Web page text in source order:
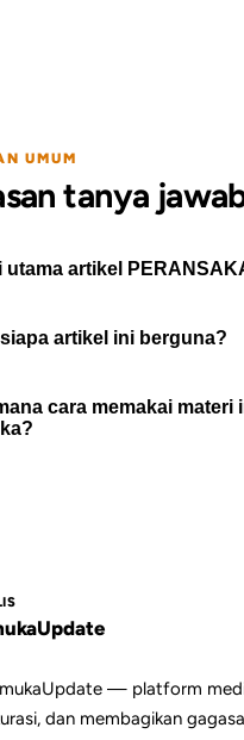
UMUM
tanya
utama artikel
yang menjadi a...
artikel ini berguna?
ini berguna untuk pembina
cara memakai
— platform
dan membagikan